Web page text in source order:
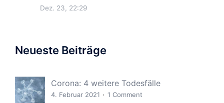
Dez. 23, 22:29
Neueste Beiträge
Corona: 4 weitere Todesfälle
4. Februar 2021 1 Comment